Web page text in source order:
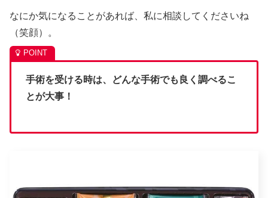
なにか気になることがあれば、私に相談してくださいね
（笑顔）。
手術を受ける時は、どんな手術でも良く調べるこ
とが大事！